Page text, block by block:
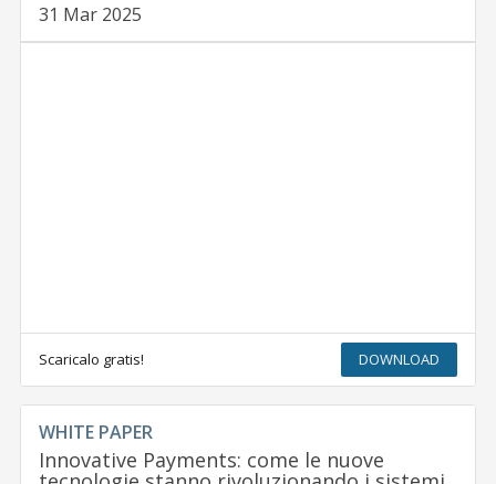
31 Mar 2025
Scaricalo gratis! DOWNLOAD
WHITE PAPER
Innovative Payments: come le nuove